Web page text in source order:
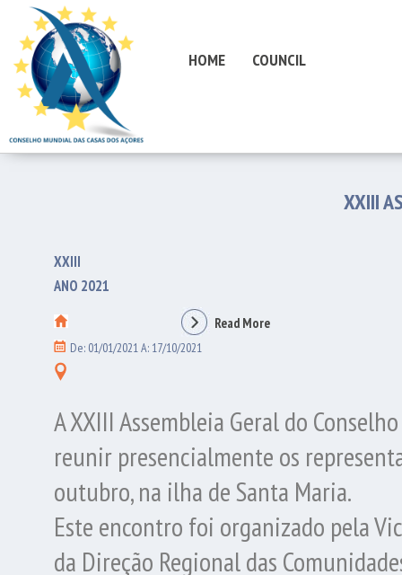
HOME COUNCIL
XXIII
XXIII
ANO 2021
Read More
De: 01/01/2021 A: 17/10/2021
A XXIII Assembleia Geral do
reunir presencialmente os
outubro, na ilha de Santa Maria.
Este encontro foi organizado pela
da Direção Regional das